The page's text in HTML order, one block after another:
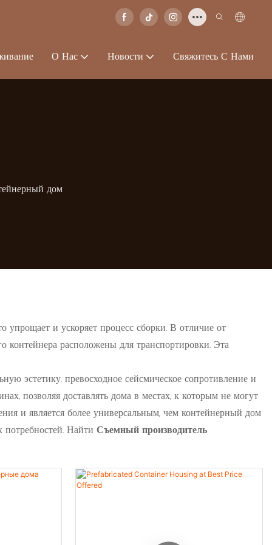
О Нас Новости Свяжитесь С Нами
дом
и ускоряет процесс сборки. В отличие от
расположены для транспортировки. Эта
эстетику, превосходное сейсмическое сопротивление и
позволяя доставлять дома в местах, к которым не могут
и является более универсальным, чем контейнерный дом
Найти Съемный производитель